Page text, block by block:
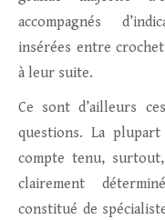
accompagnés
insérées entre
à leur suite.
Ce sont d’ailleurs
questions. La
compte tenu,
clairement
constitué de